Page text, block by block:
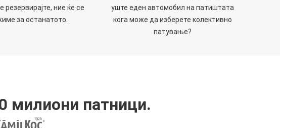
резервирајте, ние ќе се
за останатото.
уште еден автомобил на патиштата
кога може да изберете колективно
патување?
милиони патници.